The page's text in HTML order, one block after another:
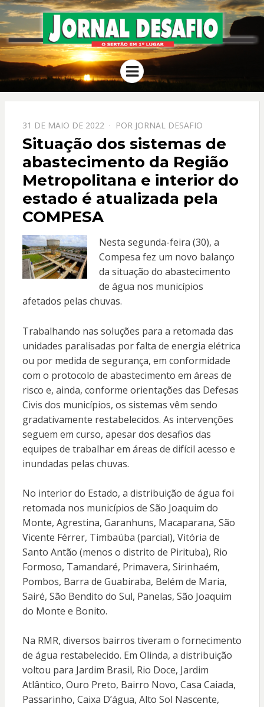
JORNAL
DESAFIO
O Sertão em 1º Lugar
Menu
PPOSTADO
EM
31 DE MAIO DE 2022 POR JORNAL DESAFIO
Situação dos sistemas de
abastecimento da Região
Metropolitana e interior do
estado é atualizada pela
COMPESA
Nesta segunda-feira (30), a
Compesa fez um novo balanço
da situação do abastecimento
de água nos municípios
afetados pelas chuvas.
Trabalhando nas soluções para a retomada das
unidades paralisadas por falta de energia elétrica
ou por medida de segurança, em conformidade
com o protocolo de abastecimento em áreas de
risco e, ainda, conforme orientações das Defesas
Civis dos municípios, os sistemas vêm sendo
gradativamente restabelecidos. As intervenções
seguem em curso, apesar dos desafios das
equipes de trabalhar em áreas de difícil acesso e
inundadas pelas chuvas.
No interior do Estado, a distribuição de água foi
retomada nos municípios de São Joaquim do
Monte, Agrestina, Garanhuns, Macaparana, São
Vicente Férrer, Timbaúba (parcial), Vitória de
Santo Antão (menos o distrito de Pirituba), Rio
Formoso, Tamandaré, Primavera, Sirinhaém,
Pombos, Barra de Guabiraba, Belém de Maria,
Sairé, São Bendito do Sul, Panelas, São Joaquim
do Monte e Bonito.
Na RMR, diversos bairros tiveram o fornecimento
de água restabelecido. Em Olinda, a distribuição
voltou para Jardim Brasil, Rio Doce, Jardim
Atlântico, Ouro Preto, Bairro Novo, Casa Caiada,
Passarinho, Caixa D’água, Alto Sol Nascente,